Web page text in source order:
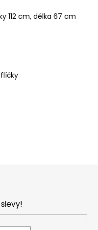
112 cm, délka 67 cm